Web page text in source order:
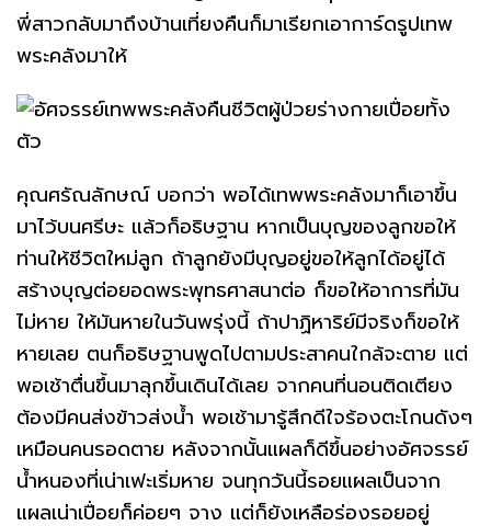
พี่สาวกลับมาถึงบ้านเที่ยงคืนก็มาเรียกเอาการ์ดรูปเทพ
พระคลังมาให้
คุณศรัณลักษณ์ บอกว่า พอได้เทพพระคลังมาก็เอาขึ้น
มาไว้บนศรีษะ แล้วก็อธิษฐาน หากเป็นบุญของลูกขอให้
ท่านให้ชีวิตใหม่ลูก ถ้าลูกยังมีบุญอยู่ขอให้ลูกได้อยู่ได้
สร้างบุญต่อยอดพระพุทธศาสนาต่อ ก็ขอให้อาการที่มัน
ไม่หาย ให้มันหายในวันพรุ่งนี้ ถ้าปาฏิหาริย์มีจริงก็ขอให้
หายเลย ตนก็อธิษฐานพูดไปตามประสาคนใกล้จะตาย แต่
พอเช้าตื่นขึ้นมาลุกขึ้นเดินได้เลย จากคนที่นอนติดเตียง
ต้องมีคนส่งข้าวส่งน้ำ พอเช้ามารู้สึกดีใจร้องตะโกนดังๆ
เหมือนคนรอดตาย หลังจากนั้นแผลก็ดีขึ้นอย่างอัศจรรย์
น้ำหนองที่เน่าเฟะเริ่มหาย จนทุกวันนี้รอยแผลเป็นจาก
แผลเน่าเปื่อยก็ค่อยๆ จาง แต่ก็ยังเหลือร่องรอยอยู่